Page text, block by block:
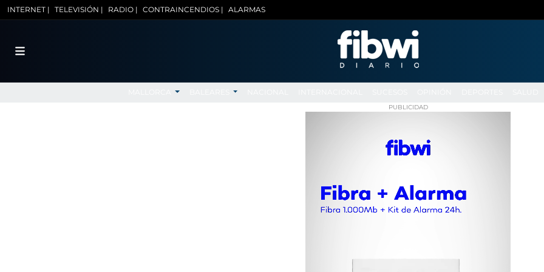
INTERNET | TELEVISIÓN | RADIO | CONTRAINCENDIOS | ALARMAS